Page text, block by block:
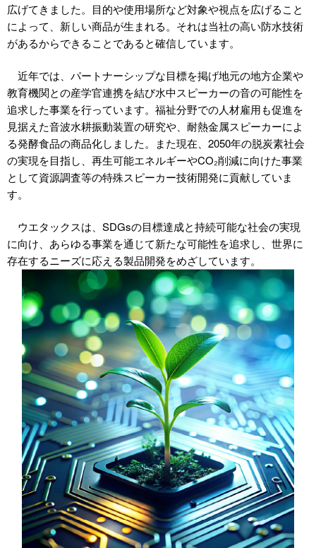
広げてきました。目的や使用場所など対象や視点を広げること
によって、新しい商品が生まれる。それは当社の高い防水技術
があるからできることであると確信しています。
近年では、パートナーシップな目標を掲げ地元の地方企業や
教育機関との産学官連携を結び水中スピーカーの音の可能性を
追求した事業を行っています。福祉分野での人材雇用も促進を
見据えた音波水耕振動装置の研究や、耐熱金属スピーカーによ
る発酵食品の商品化しました。また現在、2050年の脱炭素社会
の実現を目指し、再生可能エネルギーやCO₂削減に向けた事業
として資源調査等の特殊スピーカー技術開発に貢献していま
す。
ウエタックスは、SDGsの目標達成と持続可能な社会の実現
に向け、あらゆる事業を通じて新たな可能性を追求し、世界に
存在するニーズに応える製品開発をめざしています。